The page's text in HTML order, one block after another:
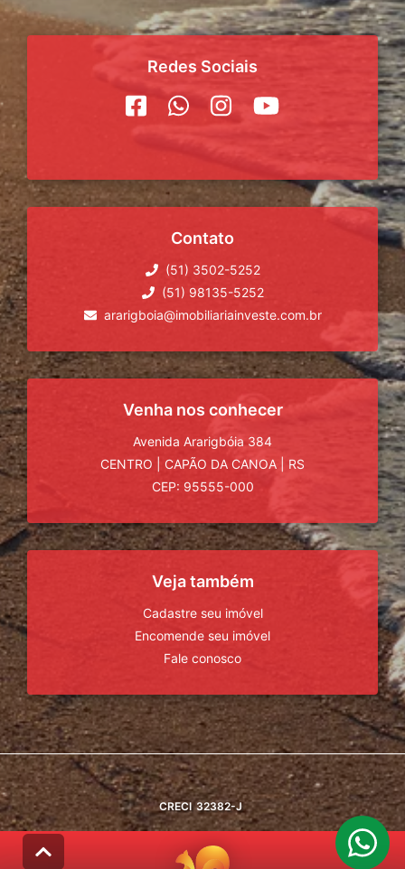
Redes Sociais
Contato
(51) 3502-5252
(51) 98135-5252
ararigboia@imobiliariainveste.com.br
Venha nos conhecer
Avenida Ararigbóia 384
CENTRO
CAPÃO DA CANOA
RS
CEP: 95555-000
Veja também
Cadastre seu imóvel
Encomende seu imóvel
Fale conosco
CRECI 32382-J